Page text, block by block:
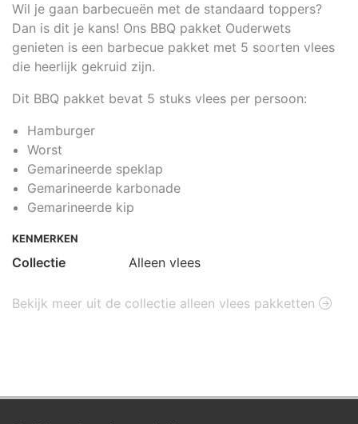
Wil je gaan barbecueën met de standaard toppers?
Dan is dit je kans! Ons BBQ pakket Ouderwets
genieten is een barbecue pakket met 5 soorten vlees
die heerlijk gekruid zijn.
Dit BBQ pakket bevat 5 stuks vlees per persoon:
Hamburger
Worst
Gemarineerde speklap
Gemarineerde karbonade
Gemarineerde kip
KENMERKEN
Collectie Alleen vlees
Bekijk meer uit de collectie alleen vlees pakketten